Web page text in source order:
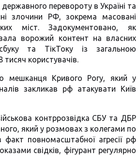
перевороту в Україні та
злочини РФ, зокрема масовані
міст. Задокументовано, як
ворожий контент на власних
та ТікТоку із загальною
користувачів.
мешканця Кривого Рогу, який у
закликав рф атакувати Київ
контррозвідка СБУ та ДБР
який у розмовах з колегами по
факт повномасштабної агресії рф
свідків, фігурант регулярно